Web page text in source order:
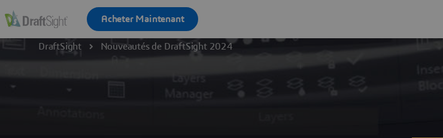
DraftSight Nouveautés de DraftSight 2024